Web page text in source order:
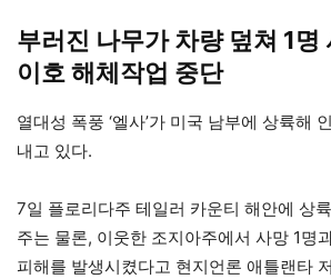
부러진 나무가 차량 덮쳐 1명
이호 해체작업 중단
열대성 폭풍 ‘엘사’가 미국 남부에 상륙해
내고 있다.
7일 플로리다주 테일러 카운티 해안에 상
주는 물론, 이웃한 조지아주에서 사망 1명
피해를 발생시켰다고 현지언론 애틀랜타